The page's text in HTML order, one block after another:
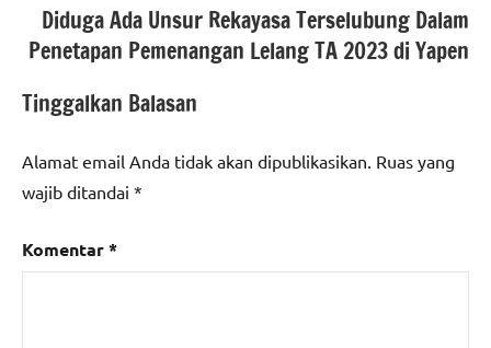
Diduga Ada Unsur Rekayasa Terselubung Dalam
Penetapan Pemenangan Lelang TA 2023 di Yapen
Tinggalkan Balasan
Alamat email Anda tidak akan dipublikasikan. Ruas yang
wajib ditandai *
Komentar*